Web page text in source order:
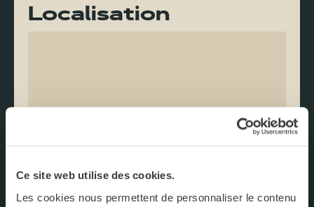
Ce site web utilise des cookies.
Les cookies nous permettent de personnaliser le contenu
Localisation